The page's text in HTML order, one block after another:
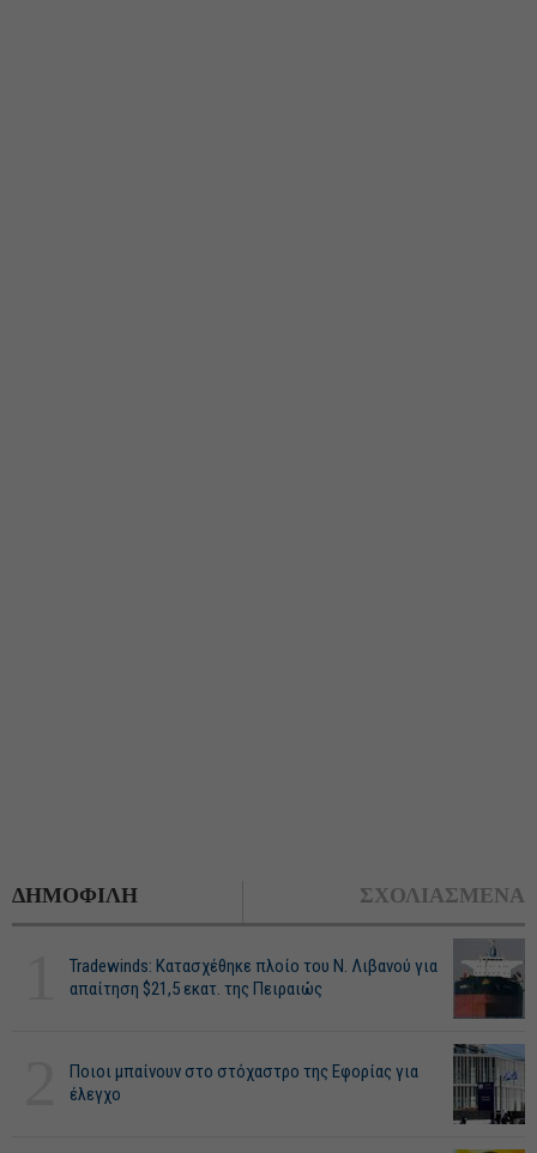
ΔΗΜΟΦΙΛΗ ΣΧΟΛΙΑΣΜΕΝΑ
Tradewinds: Κατασχέθηκε πλοίο του Ν. Λιβανού για
απαίτηση $21,5 εκατ. της Πειραιώς
Ποιοι μπαίνουν στο στόχαστρο της Εφορίας για
έλεγχο